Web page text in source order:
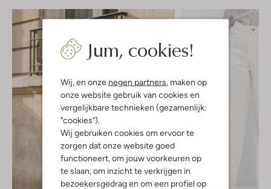
Jum, cookies!
Wij, en onze negen partners , maken op
onze website gebruik van cookies en
vergelijkbare technieken (gezamenlijk:
"cookies").
Wij gebruiken cookies om ervoor te
zorgen dat onze website goed
functioneert, om jouw voorkeuren op
te slaan, om inzicht te verkrijgen in
bezoekersgedrag en om een profiel op